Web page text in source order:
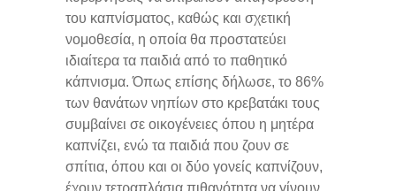
του καπνίσματος, καθώς και σχετική
νομοθεσία, η οποία θα προστατεύει
ιδιαίτερα τα παιδιά από το παθητικό
κάπνισμα. Όπως επίσης δήλωσε, το 86%
των θανάτων νηπίων στο κρεβατάκι τους
συμβαίνει σε οικογένειες όπου η μητέρα
καπνίζει, ενώ τα παιδιά που ζουν σε
σπίτια, όπου και οι δύο γονείς καπνίζουν,
έχουν τετραπλάσια πιθανότητα να γίνουν